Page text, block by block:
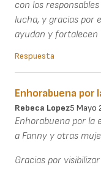
con los
lucha, y gracias por
ayudan y fortalecen
Respuesta
Enhorabuena por
Rebeca Lopez5 Mayo
Enhorabuena por la
a Fanny y otras
Gracias por